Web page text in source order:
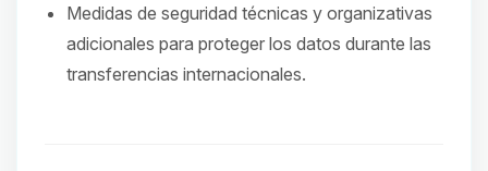
Medidas de seguridad técnicas y organizativas
adicionales para proteger los datos durante las
transferencias internacionales.